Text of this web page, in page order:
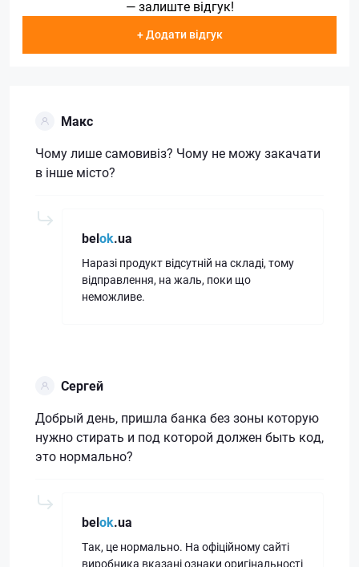
— залиште відгук!
+ Додати відгук
Макс
Чому лише самовивіз? Чому не можу закачати
в інше місто?
belok.ua
Наразі продукт відсутній на складі, тому
відправлення, на жаль, поки що
неможливе.
Сергей
Добрый день, пришла банка без зоны которую
нужно стирать и под которой должен быть код,
это нормально?
belok.ua
Так, це нормально. На офіційному сайті
виробника вказані ознаки оригінальності